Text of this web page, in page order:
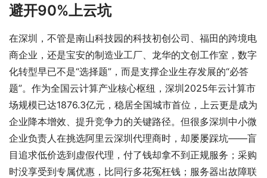
避开90%上云坑
在深圳，不管是南山科技园的科技初创公司、福田的跨境电
商企业，还是宝安的制造业工厂、龙华的文创工作室，数字
化转型早已不是“选择题”，而是支撑企业生存发展的“必答
题”。作为全国云计算产业核心枢纽，深圳2025年云计算市
场规模已达1876.3亿元，稳居全国城市首位，上云更是成为
企业降本增效、提升竞争力的关键路径。但很多深圳中小微
企业负责人在挑选阿里云深圳代理商时，却屡屡踩坑——盲
目追求低价选到虚假代理，付了钱却拿不到正规服务；采购
时没享受到专属优惠，比同行多花冤枉钱；服务器出故障联